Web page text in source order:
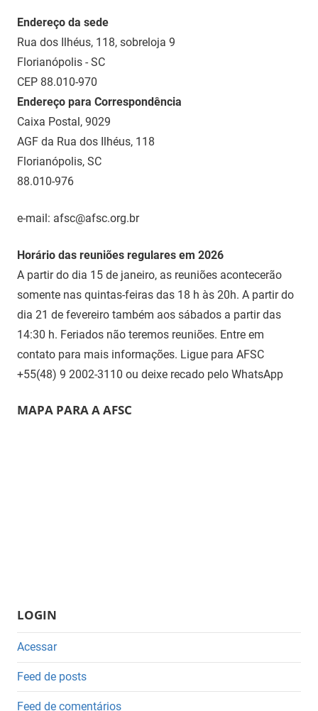
Endereço da sede
Rua dos Ilhéus, 118, sobreloja 9
Florianópolis - SC
CEP 88.010-970
Endereço para Correspondência
Caixa Postal, 9029
AGF da Rua dos Ilhéus, 118
Florianópolis, SC
88.010-976
e-mail: afsc@afsc.org.br
Horário das reuniões regulares em 2026
A partir do dia 15 de janeiro, as reuniões acontecerão
somente nas quintas-feiras das 18 h às 20h. A partir do
dia 21 de fevereiro também aos sábados a partir das
14:30 h. Feriados não teremos reuniões. Entre em
contato para mais informações. Ligue para AFSC
+55(48) 9 2002-3110 ou deixe recado pelo WhatsApp
MAPA PARA A AFSC
LOGIN
Acessar
Feed de posts
Feed de comentários